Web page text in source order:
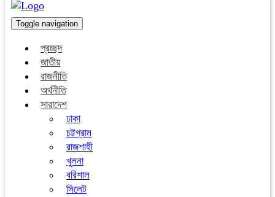
Toggle navigation
প্রচ্ছদ
জাতীয়
রাজনীতি
অর্থনীতি
সারাদেশ
ঢাকা
চট্টগ্রাম
রাজশাহী
খুলনা
বরিশাল
সিলেট